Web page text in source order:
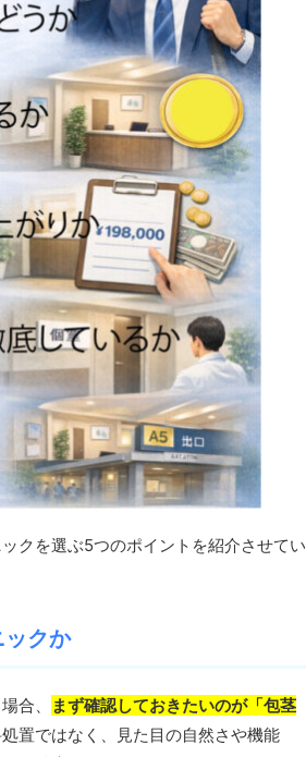
クを選ぶ5つのポイントを紹介させてい
クか
合、
まず確認しておきたいのが「包茎
置ではなく、見た目の自然さや機能